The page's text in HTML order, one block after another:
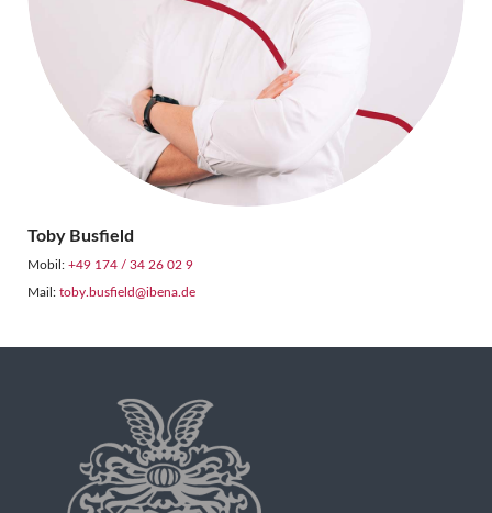
Toby Busfield
Mobil: +49 174 / 34 26 02 9
Mail: toby.busfield@ibena.de